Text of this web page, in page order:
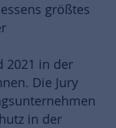
größtes
2021 in der
Die Jury
in der